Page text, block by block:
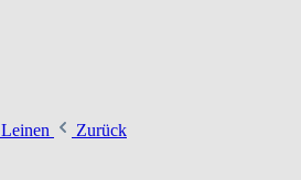
Leinen
Zurück